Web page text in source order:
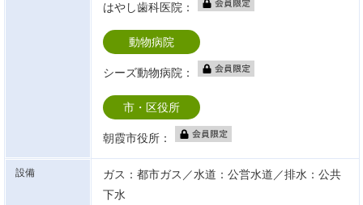
はやし歯科医院：
動物病院
シーズ動物病院：
市・区役所
朝霞市役所：
設備
ガス：都市ガス／水道：公営水道／排水：公共
下水